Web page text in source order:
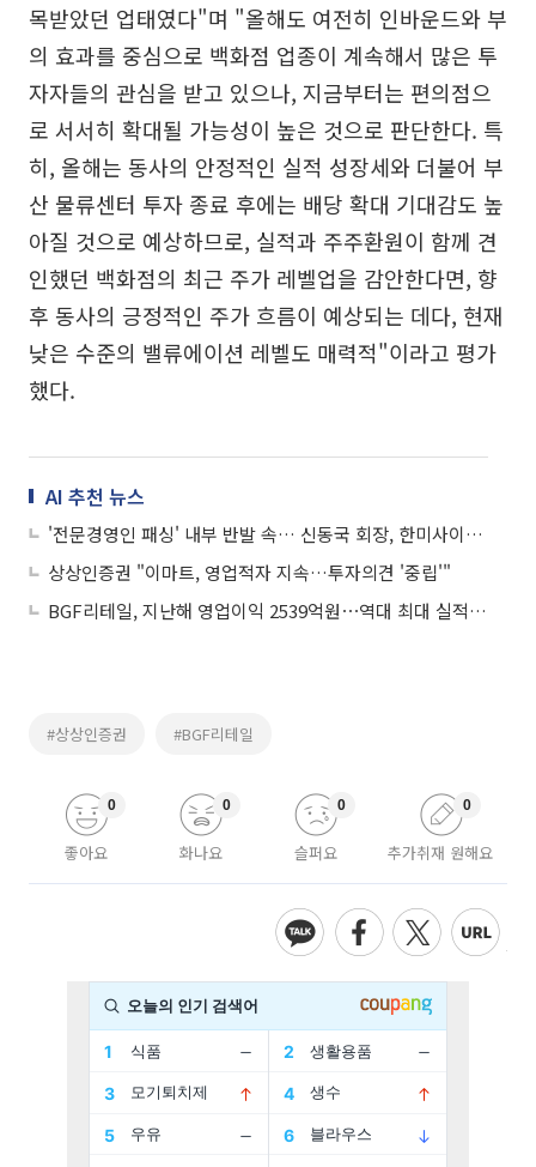
목받았던 업태였다"며 "올해도 여전히 인바운드와 부
의 효과를 중심으로 백화점 업종이 계속해서 많은 투
자자들의 관심을 받고 있으나, 지금부터는 편의점으
로 서서히 확대될 가능성이 높은 것으로 판단한다. 특
히, 올해는 동사의 안정적인 실적 성장세와 더불어 부
산 물류센터 투자 종료 후에는 배당 확대 기대감도 높
아질 것으로 예상하므로, 실적과 주주환원이 함께 견
인했던 백화점의 최근 주가 레벨업을 감안한다면, 향
후 동사의 긍정적인 주가 흐름이 예상되는 데다, 현재
낮은 수준의 밸류에이션 레벨도 매력적"이라고 평가
했다.
AI 추천 뉴스
'전문경영인 패싱' 내부 반발 속… 신동국 회장, 한미사이언스 지배력 강화
상상인증권 "이마트, 영업적자 지속…투자의견 '중립'"
BGF리테일, 지난해 영업이익 2539억원⋯역대 최대 실적 달성
#상상인증권 #BGF리테일
좋아요
0
화나요
0
슬퍼요
0
추가취재 원해요
0